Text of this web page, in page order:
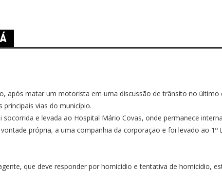
após matar um motorista em uma discussão de trânsito no último
vias do município.
e levada ao Hospital Mário Covas, onde permanece
própria, a uma companhia da corporação e foi levado ao 1º
que deve responder por homicídio e tentativa de homicídio,